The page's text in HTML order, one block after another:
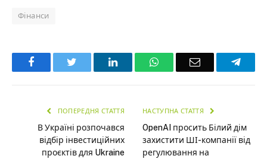
Фінанси
Facebook LinkedInWhatsAppEmail
ПОПЕРЕДНЯ СТАТТЯ
В Україні розпочався
відбір інвестиційних
проєктів для Ukraine
НАСТУПНА СТАТТЯ
OpenAI просить Білий дім
захистити ШІ-компанії від
регулювання на